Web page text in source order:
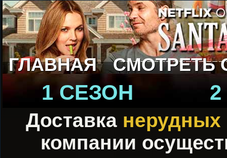
ГЛАВНАЯ СМОТРЕТЬ
1 СЕЗОН
Доставка нерудных
компании